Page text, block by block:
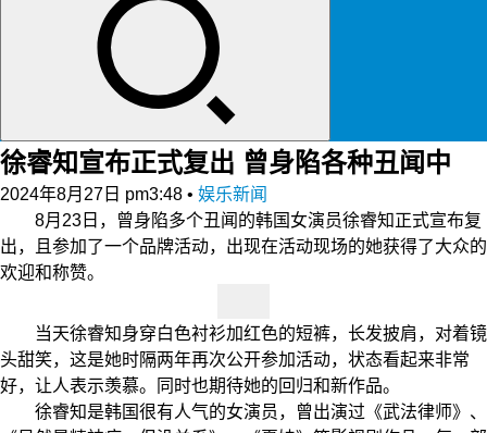
徐睿知宣布正式复出 曾身陷各种丑闻中
2024年8月27日 pm3:48 • 娱乐新闻
8月23日，曾身陷多个丑闻的韩国女演员徐睿知正式宣布复
出，且参加了一个品牌活动，出现在活动现场的她获得了大众的
欢迎和称赞。
当天徐睿知身穿白色衬衫加红色的短裤，长发披肩，对着镜
头甜笑，这是她时隔两年再次公开参加活动，状态看起来非常
好，让人表示羡慕。同时也期待她的回归和新作品。
徐睿知是韩国很有人气的女演员，曾出演过《武法律师》、